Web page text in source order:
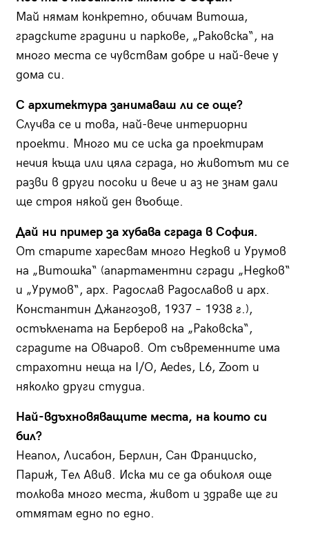
Май нямам конкретно, обичам Витоша,
градските градини и паркове, „Раковска“, на
много места се чувствам добре и най-вече у
дома си.
С архитектура занимаваш ли се още?
Случва се и това, най-вече интериорни
проекти. Много ми се иска да проектирам
нечия къща или цяла сграда, но животът ми се
разви в други посоки и вече и аз не знам дали
ще строя някой ден въобще.
Дай ни пример за хубава сграда в София.
От старите харесвам много Недков и Урумов
на „Витошка“ (апартаментни сгради „Недков“
и „Урумов“, арх. Радослав Радославов и арх.
Константин Джангозов, 1937 – 1938 г.),
остъклената на Берберов на „Раковска“,
сградите на Овчаров. От съвременните има
страхотни неща на I/O, Aedes, L6, Zoom и
няколко други студиа.
Най-вдъхновяващите места, на които си
бил?
Неапол, Лисабон, Берлин, Сан Франциско,
Париж, Тел Авив. Иска ми се да обиколя още
толкова много места, живот и здраве ще ги
отмятам едно по едно.